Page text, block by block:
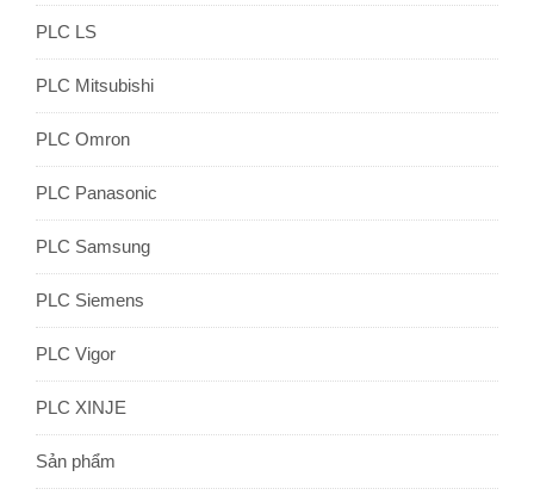
PLC LS
PLC Mitsubishi
PLC Omron
PLC Panasonic
PLC Samsung
PLC Siemens
PLC Vigor
PLC XINJE
Sản phẩm